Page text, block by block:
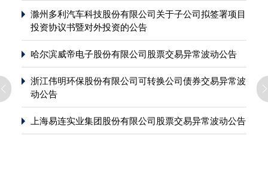
滁州多利汽车科技股份有限公司关于子公司拟签署项目
投资协议书暨对外投资的公告
哈尔滨威帝电子股份有限公司股票交易异常波动公告
浙江伟明环保股份有限公司可转换公司债券交易异常波
动公告
上海易连实业集团股份有限公司股票交易异常波动公告